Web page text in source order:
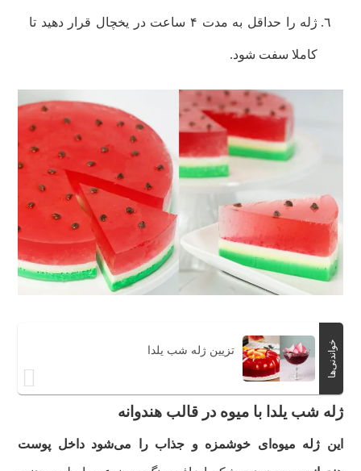
ژله را حداقل به مدت ۴ ساعت در یخچال قرار دهید تا
کاملا سفت شود.
خواندنی‌ها تزیین ژله شب یلدا
ژله شب یلدا با میوه در قالب هندوانه
این ژله میوه‌ای خوشمزه و جذاب را می‌شود داخل پوست